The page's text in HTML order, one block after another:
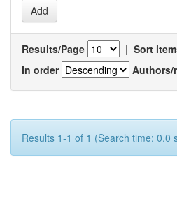
Results/Page | Sort
In order
Authors/
Results 1-1 of 1 (Search time: 0.0